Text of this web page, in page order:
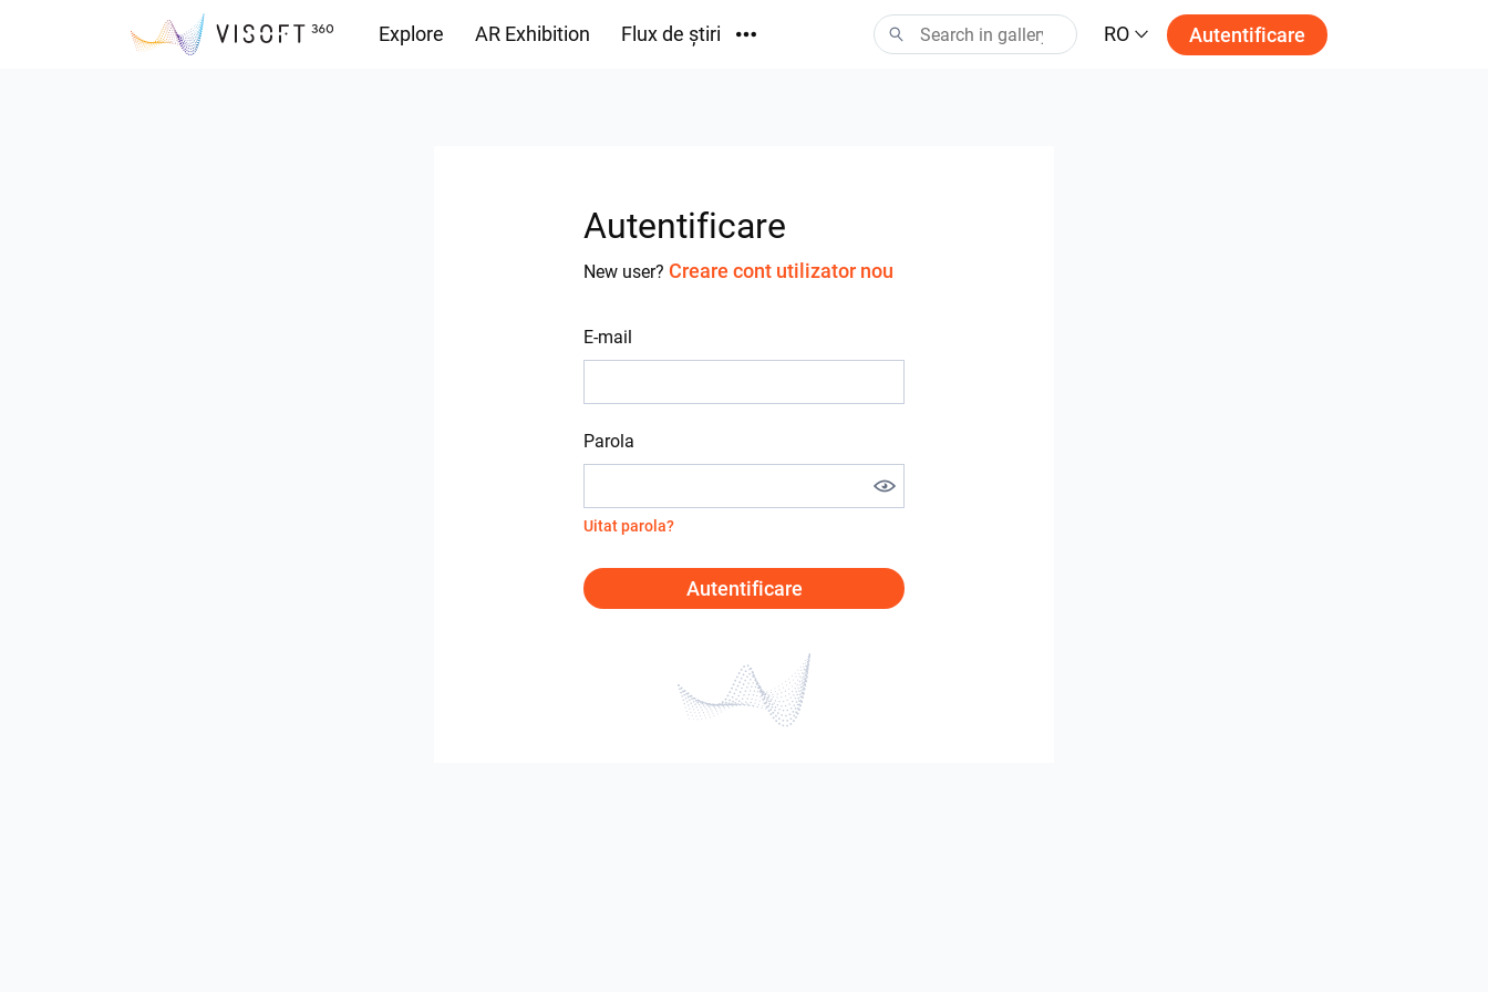
Explore AR Exhibition Flux de știri RO Autentificare
Autentificare
New user? Creare cont utilizator nou
E-mail
Parola
Uitat parola?
Autentificare